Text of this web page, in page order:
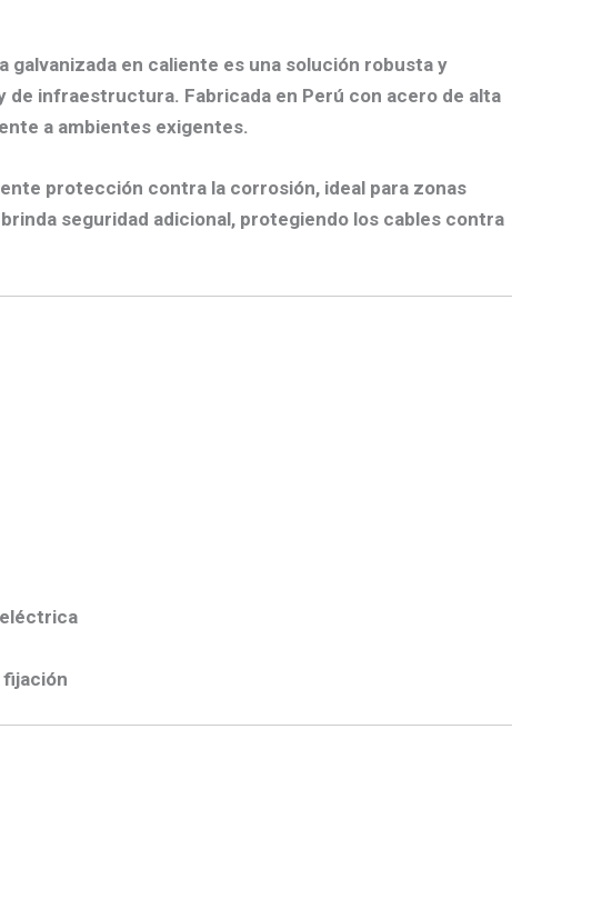
galvanizada en caliente es una solución robusta y
infraestructura. Fabricada en Perú con acero de alta
a ambientes exigentes.
protección contra la corrosión, ideal para zonas
seguridad adicional, protegiendo los cables contra
fijación